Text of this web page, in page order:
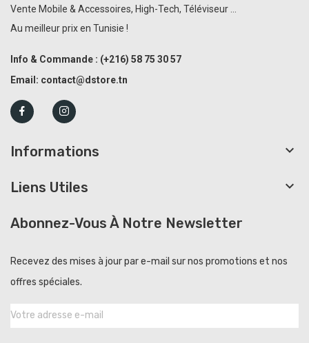
Vente Mobile & Accessoires, High-Tech, Téléviseur ...
Au meilleur prix en Tunisie !
Info & Commande : (+216) 58 75 30 57
Email: contact@dstore.tn
Informations 
Liens Utiles 
Abonnez-Vous À Notre Newsletter
Recevez des mises à jour par e-mail sur nos promotions et nos
offres spéciales.